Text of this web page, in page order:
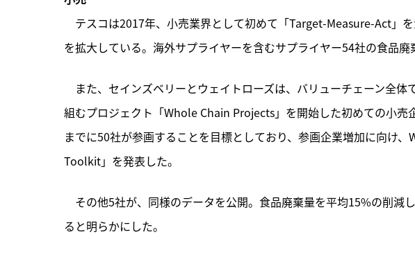
テスコは2017年、小売業界として初めて「Target-Measure-Act」
を拡大している。海外サプライヤーを含むサプライヤー54社の食品廃
また、セインズベリーとウェイトローズは、バリューチェーン全体
組むプロジェクト「Whole Chain Projects」を開始した初めての小売
までに50社が参画することを目標としており、参画企業増加に向け
Toolkit」を発表した。
その他5社が、同様のデータを公開。食品廃棄量を平均15%の削減
ると明らかにした。